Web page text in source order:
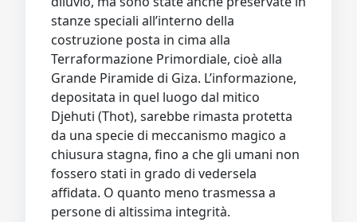
stanze speciali all’interno della
costruzione posta in cima alla
Terraformazione Primordiale, cioè alla
Grande Piramide di Giza. L’informazione,
depositata in quel luogo dal mitico
Djehuti (Thot), sarebbe rimasta protetta
da una specie di meccanismo magico a
chiusura stagna, fino a che gli umani non
fossero stati in grado di vedersela
affidata. O quanto meno trasmessa a
persone di altissima integrità.